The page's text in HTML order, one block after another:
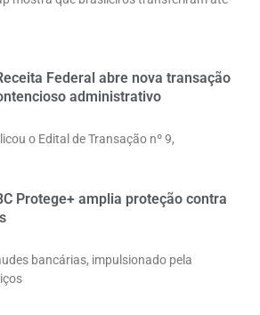
Federal abre nova transação
administrativo
o Edital de Transação nº 9,
Protege+ amplia proteção contra
bancárias, impulsionado pela